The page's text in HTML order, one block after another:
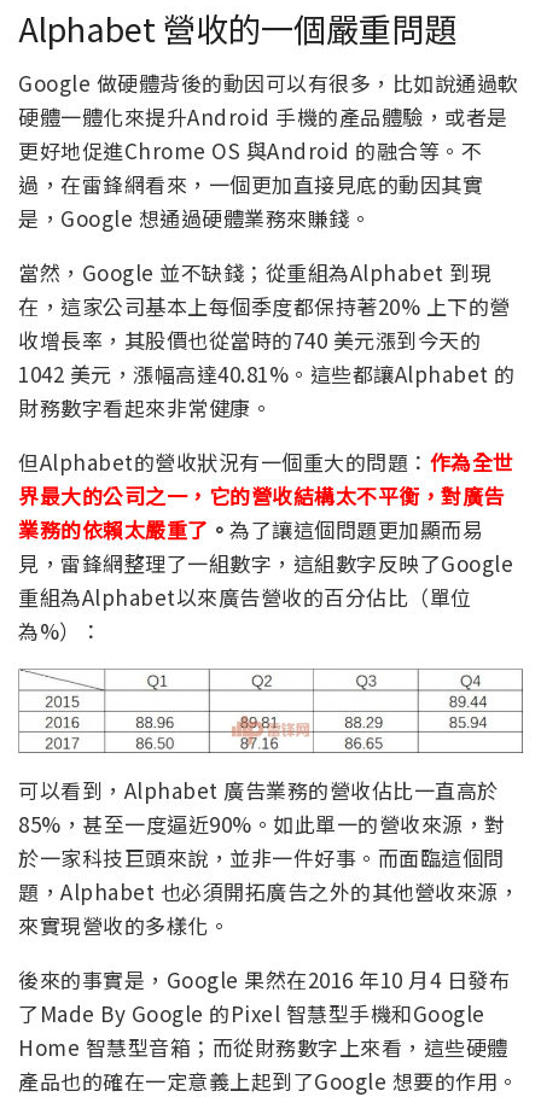
Alphabet 營收的一個嚴重問題
Google 做硬體背後的動因可以有很多，比如說通過軟
硬體一體化來提升Android 手機的產品體驗，或者是
更好地促進Chrome OS 與Android 的融合等。不
過，在雷鋒網看來，一個更加直接見底的動因其實
是，Google 想通過硬體業務來賺錢。
當然，Google 並不缺錢；從重組為Alphabet 到現
在，這家公司基本上每個季度都保持著20% 上下的營
收增長率，其股價也從當時的740 美元漲到今天的
1042 美元，漲幅高達40.81%。這些都讓Alphabet 的
財務數字看起來非常健康。
但Alphabet的營收狀況有一個重大的問題： 作為全世
界最大的公司之一，它的營收結構太不平衡，對廣告
業務的依賴太嚴重了 。 為了讓這個問題更加顯而易
見，雷鋒網整理了一組數字，這組數字反映了Google
重組為Alphabet以來廣告營收的百分佔比（單位
為%）：
可以看到，Alphabet 廣告業務的營收佔比一直高於
85%，甚至一度逼近90%。如此單一的營收來源，對
於一家科技巨頭來說，並非一件好事。而面臨這個問
題，Alphabet 也必須開拓廣告之外的其他營收來源，
來實現營收的多樣化。
後來的事實是，Google 果然在2016 年10 月4 日發布
了Made By Google 的Pixel 智慧型手機和Google
Home 智慧型音箱；而從財務數字上來看，這些硬體
產品也的確在一定意義上起到了Google 想要的作用。